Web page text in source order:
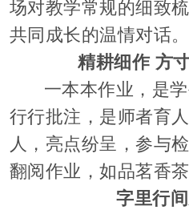
场对教学常规的细致
共同成长的温情对话。
精耕细作 方
一本本作业，是
行行批注，是师者育
人，亮点纷呈，参与
翻阅作业，如品茗香
字里行